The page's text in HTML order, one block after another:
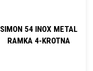
SIMON 54 INOX METAL
RAMKA 4-KROTNA